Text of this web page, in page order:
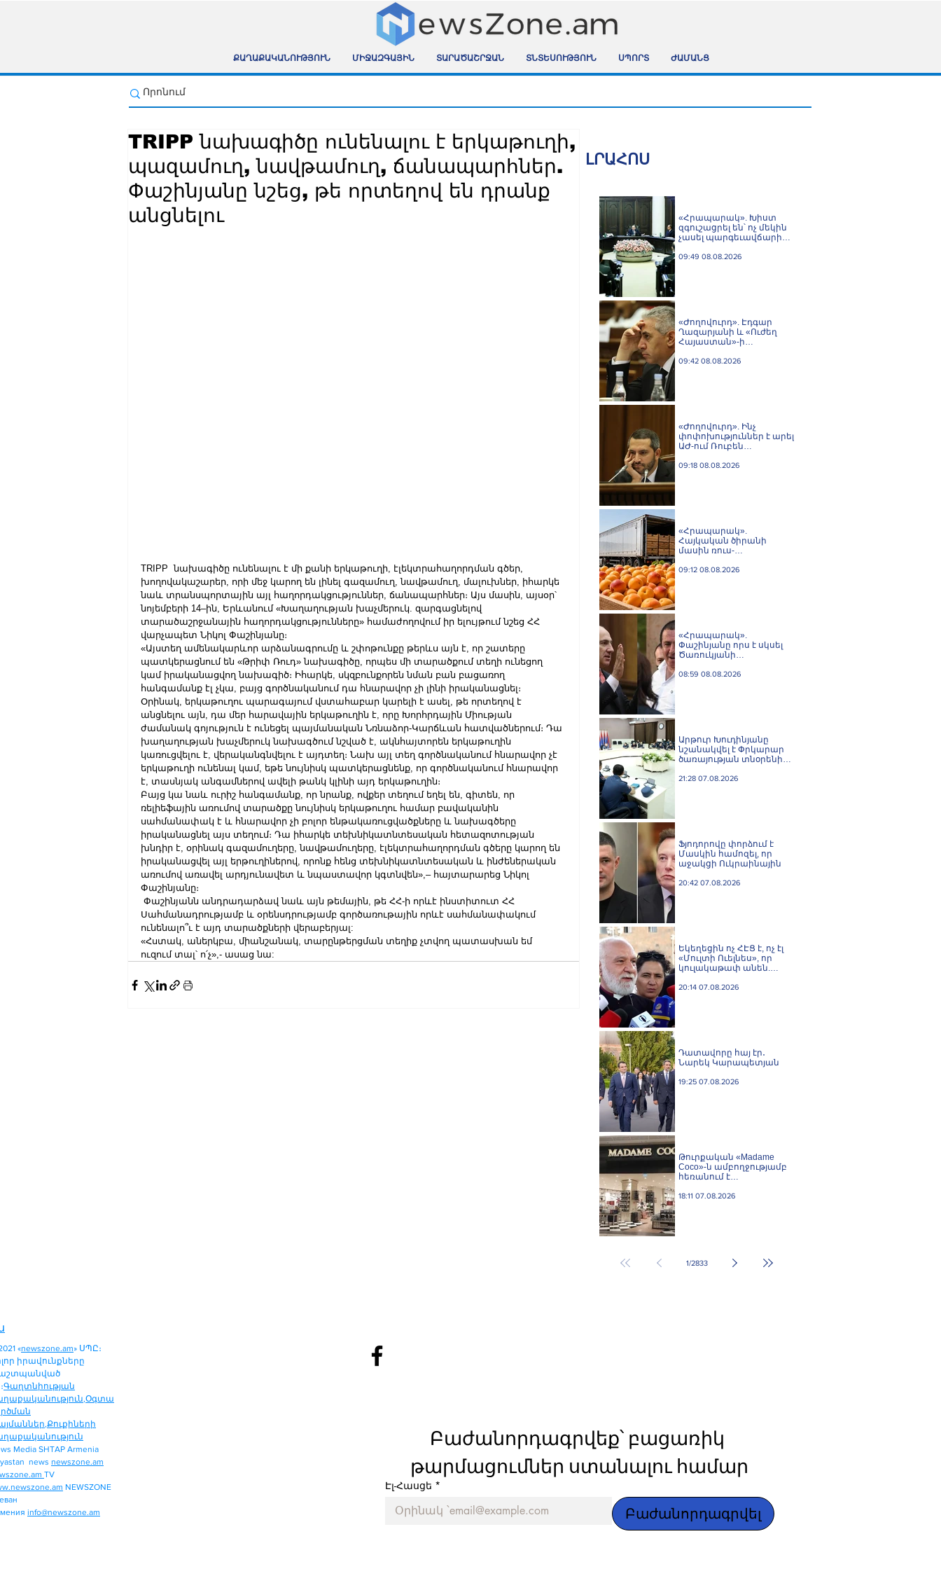
ՔԱՂԱՔԱԿԱՆՈՒԹՅՈՒՆ ՄԻՋԱԶԳԱՅԻՆ ՏԱՐԱԾԱՇՐՋԱՆ ՏՆՏԵՍՈՒԹՅՈՒՆ ՍՊՈՐՏ ԺԱՄԱՆՑ
TRIPP նախագիծը ունենալու է երկաթուղի,
պազամուղ, նավթամուղ, ճանապարհներ.
Փաշինյանը նշեց, թե որտեղով են դրանք
անցնելու
TRIPP  նախագիծը ունենալու է մի քանի երկաթուղի, էլեկտրահաղորդման գծեր,
խողովակաշարեր, որի մեջ կարող են լինել գազամուղ, նավթամուղ, մալուխներ, իհարկե
նաև տրանսպորտային այլ հաղորդակցություններ, ճանապարհներ։ Այս մասին, այսօր՝
նոյեմբերի 14–ին, Երևանում «Խաղաղության խաչմերուկ. զարգացնելով
տարածաշրջանային հաղորդակցությունները» համաժողովում իր ելույթում նշեց ՀՀ
վարչապետ Նիկոլ Փաշինյանը։
«Այստեղ ամենակարևոր արձանագրումը և շփոթունքը թերևս այն է, որ շատերը
պատկերացնում են «Թրիփ Ռուդ» նախագիծը, որպես մի տարածքում տեղի ունեցող
կամ իրականացվող նախագիծ։ Իհարկե, սկզբունքորեն նման բան բացառող
հանգամանք էլ չկա, բայց գործնականում դա հնարավոր չի լինի իրականացնել։
Օրինակ, երկաթուղու պարագայում վստահաբար կարելի է ասել, թե որտեղով է
անցնելու այն, դա մեր հարավային երկաթուղին է, որը Խորհրդային Միության
ժամանակ գոյություն է ունեցել պայմանական Նռնաձոր-Կարճևան հատվածներում։ Դա
խաղաղության խաչմերուկ նախագծում նշված է, ակնհայտորեն երկաթուղին
կառուցվելու է, վերականգնվելու է այդտեղ։ Նախ այլ տեղ գործնականում հնարավոր չէ
երկաթուղի ունենալ կամ, եթե նույնիսկ պատկերացնենք, որ գործնականում հնարավոր
է, տասնյակ անգամներով ավելի թանկ կլինի այդ երկաթուղին։
Բայց կա նաև ուրիշ հանգամանք, որ նրանք, ովքեր տեղում եղել են, գիտեն, որ
ռելիեֆային առումով տարածքը նույնիսկ երկաթուղու համար բավականին
սահմանափակ է և հնարավոր չի բոլոր ենթակառուցվածքները և նախագծերը
իրականացնել այս տեղում։ Դա իհարկե տեխնիկատնտեսական հետազոտության
խնդիր է, օրինակ գազամուղերը, նավթամուղերը, էլեկտրահաղորդման գծերը կարող են
իրականացվել այլ երթուղիներով, որոնք հենց տեխնիկատնտեսական և ինժեներական
առումով առավել արդյունավետ և նպաստավոր կգտնվեն»,– հայտարարեց Նիկոլ
Փաշինյանը։
Փաշինյանն անդրադարձավ նաև այն թեմային, թե ՀՀ-ի որևէ ինստիտուտ ՀՀ
Սահմանադրությամբ և օրենսդրությամբ գործառութային որևէ սահմանափակում
ունենալո՞ւ է այդ տարածքների վերաբերյալ:
«Հստակ, աներկբա, միանշանակ, տարընթերցման տեղիք չտվող պատասխան եմ
ուզում տալ՝ ո՛չ»,- ասաց նա:
ԼՐԱՀՈՍ
«Հրապարակ». Խիստ
զգուշացրել են՝ ոչ մեկին
չասել պարգեւավճարի
ազատել
09:49 08.08.2026
«Ժողովուրդ». Էդգար
Ղազարյանի և «Ուժեղ
Հայաստան»-ի
լարվել են
09:42 08.08.2026
«Ժողովուրդ». Ինչ
փոփոխություններ է արել
ԱԺ-ում Ռուբեն
09:18 08.08.2026
«Հրապարակ».
Հայկական ծիրանի
մասին ռուս-
սահմանին մատնել են
09:12 08.08.2026
«Հրապարակ».
Փաշինյանը որս է սկսել
Ծառուկյանի
նկատմամբ
08:59 08.08.2026
Արթուր Խուդինյանը
նշանակվել է Փրկարար
ծառայության տնօրենի
21:28 07.08.2026
Ֆյոդորովը փորձում է
Մասկին համոզել, որ
աջակցի Ուկրաինային
20:42 07.08.2026
Եկեղեցին ոչ ՀԷՑ է, ոչ էլ
«Մուլտի Ուելնես», որ
կուլակաթափ անեն.
Հովհաննիսյան
20:14 07.08.2026
Դատավորը հայ էր․
Նարեկ Կարապետյան
19:25 07.08.2026
Թուրքական «Madame
Coco»-ն ամբողջությամբ
հեռանում է
29 խանութ
18:11 07.08.2026
1/2833
«newszone.am» ՍՊԸ։
իրավունքները
Գաղտնիության
,Օգտա
,Քուքիների
Media SHTAP Armenia
news newszone.am
TV
NEWSZONE
info@newszone.am
Բաժանորդագրվեք՝ բացառիկ
թարմացումներ ստանալու համար
Էլ-Հասցե *
Բաժանորդագրվել